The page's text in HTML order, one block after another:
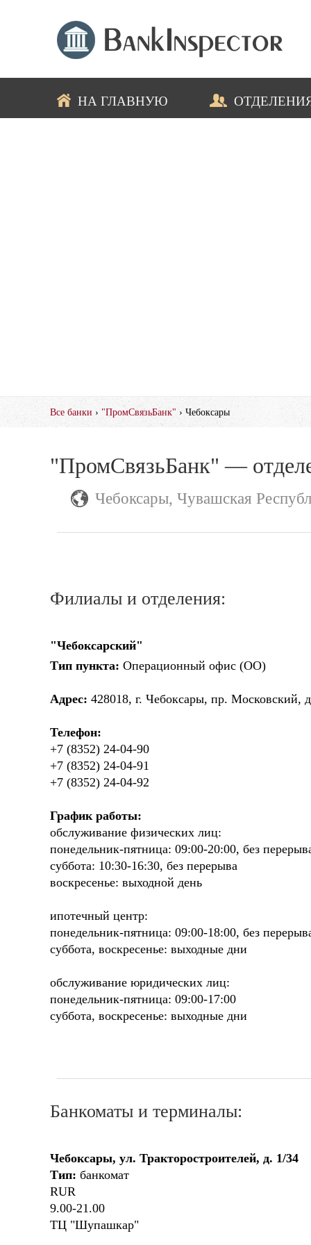
НА ГЛАВНУЮ
Все банки › "ПромСвязьБанк" › Чебоксары
"ПромСвязьБанк" —
Чебоксары, Чувашская
Филиалы и отделения:
"Чебоксарский"
Тип пункта: Операционный офис (ОО)
Адрес: 428018, г. Чебоксары, пр. Московский,
Телефон:
+7 (8352) 24-04-90
+7 (8352) 24-04-91
+7 (8352) 24-04-92
График работы:
обслуживание физических лиц:
понедельник-пятница: 09:00-20:00, без
суббота: 10:30-16:30, без перерыва
воскресенье: выходной день
ипотечный центр:
понедельник-пятница: 09:00-18:00, без
суббота, воскресенье: выходные дни
обслуживание юридических лиц:
понедельник-пятница: 09:00-17:00
суббота, воскресенье: выходные дни
Банкоматы и терминалы:
Чебоксары, ул. Тракторостроителей, д. 1/34
Тип: банкомат
RUR
9.00-21.00
ТЦ "Шупашкар"